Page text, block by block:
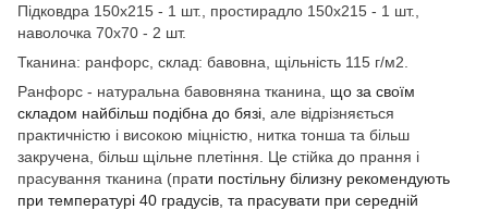
Підковдра 150х215 - 1 шт., простирадло 150х215 - 1 шт.,
наволочка 70х70 - 2 шт.
Тканина: ранфорс, склад: бавовна, щільність 115 г/м2.
Ранфорс - натуральна бавовняна тканина, що за своїм
складом найбільш подібна до бязі, але відрізняється
практичністю і високою міцністю, нитка тонша та більш
закручена, більш щільне плетіння. Це стійка до прання і
прасування тканина (прати постільну білизну рекомендують
при температурі 40 градусів, та прасувати при середній